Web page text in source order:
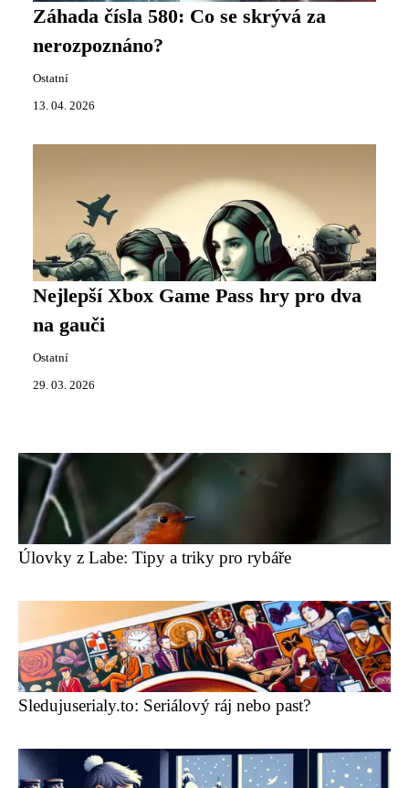
Záhada čísla 580: Co se skrývá za
nerozpoznáno?
Ostatní
13. 04. 2026
Nejlepší Xbox Game Pass hry pro dva
na gauči
Ostatní
29. 03. 2026
Úlovky z Labe: Tipy a triky pro rybáře
Sledujuserialy.to: Seriálový ráj nebo past?